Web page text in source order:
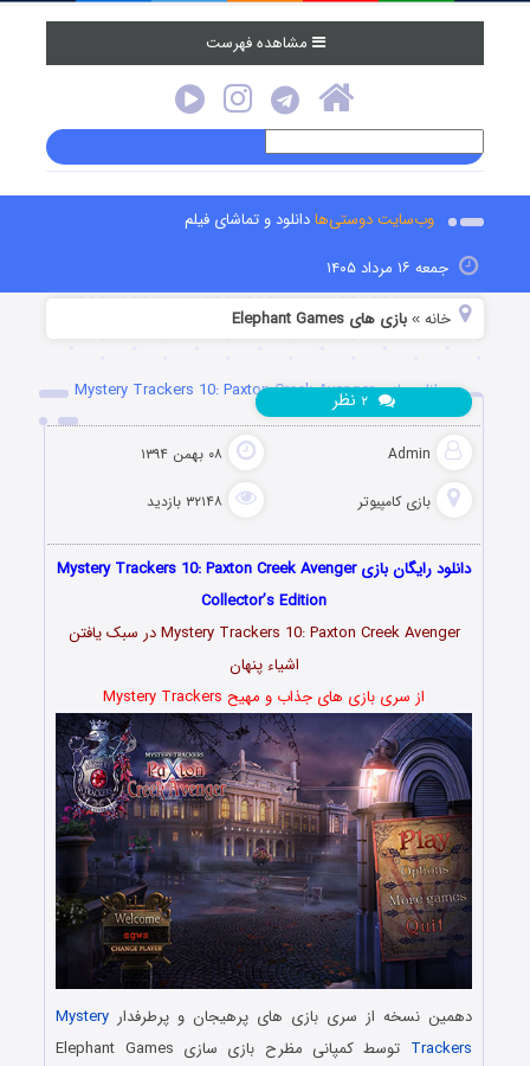
مشاهده فهرست
وب‌سایت دوستی‌هادانلود و تماشای فیلم
جمعه ۱۶ مرداد ۱۴۰۵
خانه »بازی های Elephant Games
دانلود بازی Mystery Trackers 10: Paxton Creek Avenger
Admin ۰۸ بهمن ۱۳۹۴
بازی کامپیوتر ۳۲۱۴۸ بازدید
۲ نظر
دانلود رایگان بازی Mystery Trackers 10: Paxton Creek Avenger
Collector’s Edition
Mystery Trackers 10: Paxton Creek Avenger در سبک یافتن
اشیاء پنهان
از سری بازی های جذاب و مهیح Mystery Trackers
دهمین نسخه از سری بازی های پرهیجان و پرطرفدار Mystery
Trackers
توسط کمپانی مظرح بازی سازی Elephant Games